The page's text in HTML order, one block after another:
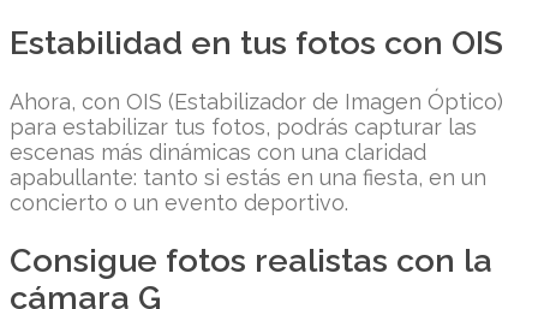
Estabilidad en tus fotos con OIS
Ahora, con OIS (Estabilizador de Imagen Óptico)
para estabilizar tus fotos, podrás capturar las
escenas más dinámicas con una claridad
apabullante: tanto si estás en una fiesta, en un
concierto o un evento deportivo.
Consigue fotos realistas con la
cámara G